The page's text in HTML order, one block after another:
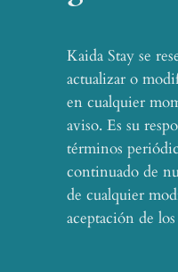
Kaida Stay se
actualizar o
en cualquier
aviso. Es su
términos
continuado de
de cualquier
aceptación de